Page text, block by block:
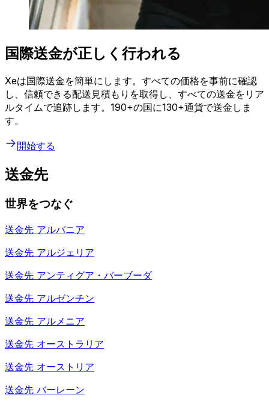
国際送金が正しく行われる
Xeは国際送金を簡単にします。すべての価格を事前に確認
し、信頼できる配送見積もりを取得し、すべての送金をリア
ルタイムで追跡します。190+の国に130+通貨で送金しま
す。
開始する
送金先
世界をつなぐ
送金先 アルバニア
送金先 アルジェリア
送金先 アンティグア・バーブーダ
送金先 アルゼンチン
送金先 アルメニア
送金先 オーストラリア
送金先 オーストリア
送金先 バーレーン